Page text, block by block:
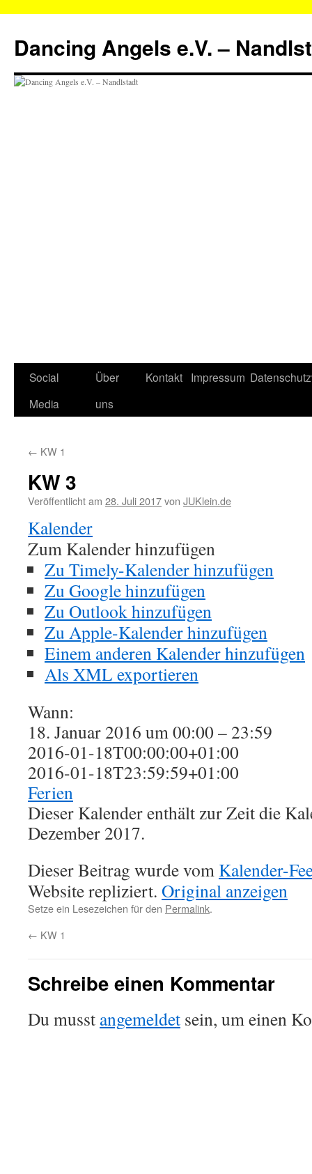
springen
Dancing Angels e.V. –
Social
Media
Über
uns
Kontakt Impressum
← KW 1
KW 3
Veröffentlicht am 28. Juli 2017von JUKlein.de
Kalender
Zum Kalender hinzufügen
Zu Timely-Kalender hinzufügen
Zu Google hinzufügen
Zu Outlook hinzufügen
Zu Apple-Kalender hinzufügen
Einem anderen Kalender hinzufügen
Als XML exportieren
Wann:
18. Januar 2016 um 00:00 – 23:59
2016-01-18T00:00:00+01:00
2016-01-18T23:59:59+01:00
Ferien
Dieser Kalender enthält zur Zeit die
Dezember 2017.
Dieser Beitrag wurde vom Kalender-
Website repliziert. Original anzeigen
Setze ein Lesezeichen für den Permalink.
← KW 1
Schreibe einen Kommentar
Du musst angemeldet sein, um einen